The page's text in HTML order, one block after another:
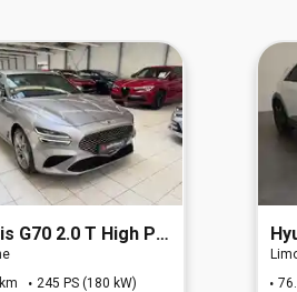
G70 2.0 T High Power 8AT AWD Luxus
245 PS (180 kW)